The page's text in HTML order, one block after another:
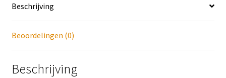
Beschrijving
Beoordelingen (0)
Beschrijving